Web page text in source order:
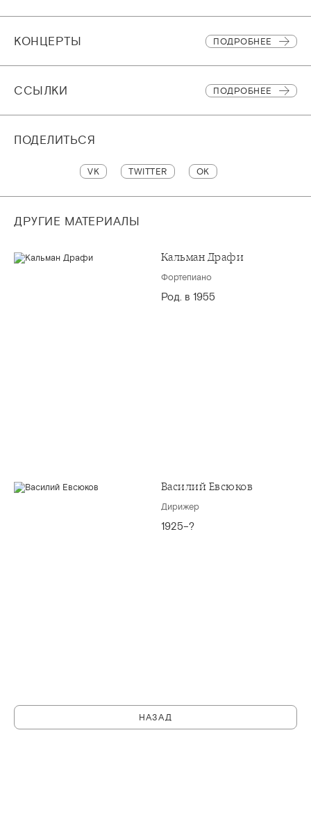
КОНЦЕРТЫ ПОДРОБНЕЕ
CСЫЛКИ ПОДРОБНЕЕ
ПОДЕЛИТЬСЯ
VK TWITTER OK
ДРУГИЕ МАТЕРИАЛЫ
Кальман Драфи
Фортепиано
Род. в 1955
Василий Евсюков
Дирижер
1925–?
НАЗАД